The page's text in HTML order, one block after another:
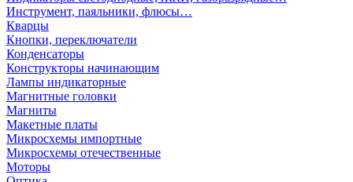
Инструмент, паяльники, флюсы…
Кварцы
Кнопки, переключатели
Конденсаторы
Конструкторы начинающим
Лампы индикаторные
Магнитные головки
Магниты
Макетные платы
Микросхемы импортные
Микросхемы отечественные
Моторы